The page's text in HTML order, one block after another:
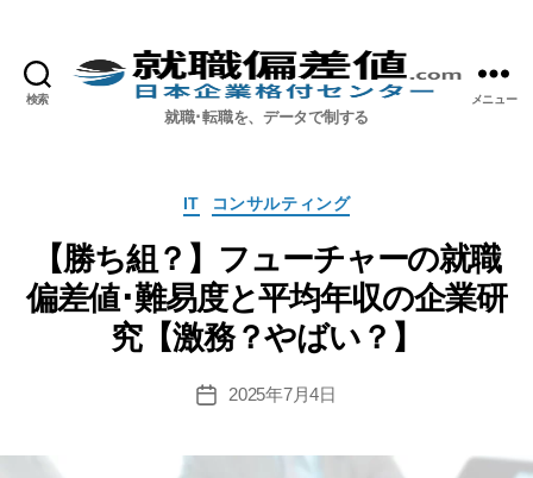
検索 就職偏差値.com【公式】
就職･転職を、データで制する
メニュー
カ
ゴ
リ
ー
IT コンサルティング
【勝ち組？】フューチャーの就職
偏差値･難易度と平均年収の企業研
究【激務？やばい？】
投
2025年7月4日